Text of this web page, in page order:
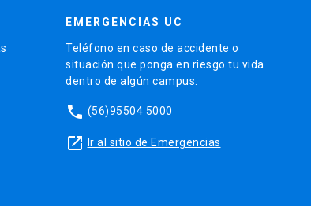
EMERGENCIAS UC
Teléfono en caso de accidente o
situación que ponga en riesgo tu vida
dentro de algún campus.
phone (56)95504 5000
launch Ir al sitio de Emergencias